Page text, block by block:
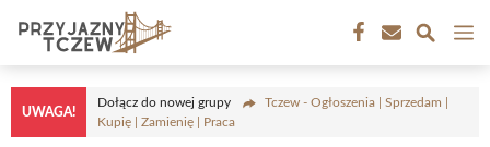
treści
UWAGA!
Dołącz do nowej grupy
Tczew - Ogłoszenia | Sprzedam |
Kupię | Zamienię | Praca